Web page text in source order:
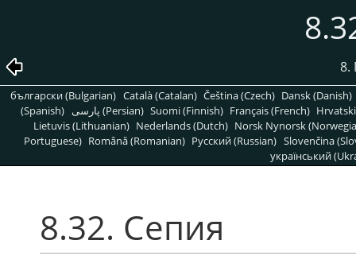
български (Bulgarian) Català (Catalan) Čeština (Czech) Dansk (Danish)
(Spanish)
پارسی (Persian) Suomi (Finnish) Français (French)
Lietuvis (Lithuanian) Nederlands (Dutch) Norsk Nynorsk
Portuguese) Română (Romanian) Pусский (Russian) Slovenčina
український
8.32. Сепия